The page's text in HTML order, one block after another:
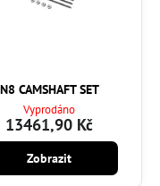
N8 CAMSHAFT SET
Vyprodáno
13461,90 Kč
Zobrazit